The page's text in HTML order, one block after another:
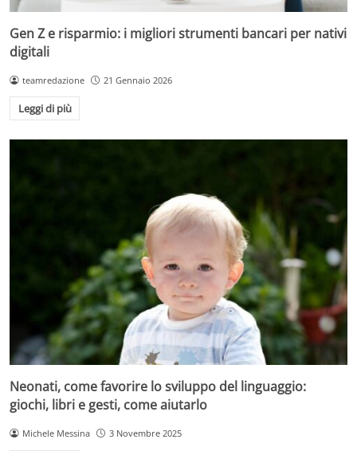
Gen Z e risparmio: i migliori strumenti bancari per nativi
digitali
teamredazione 21 Gennaio 2026
Leggi di più
Neonati, come favorire lo sviluppo del linguaggio:
giochi, libri e gesti, come aiutarlo
Michele Messina 3 Novembre 2025